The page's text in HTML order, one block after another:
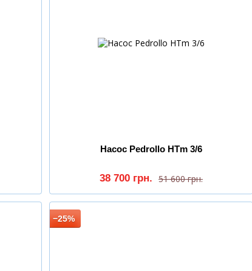
Насос Pedrollo HTm 3/6
51 600 грн.
38 700 грн.
−25%